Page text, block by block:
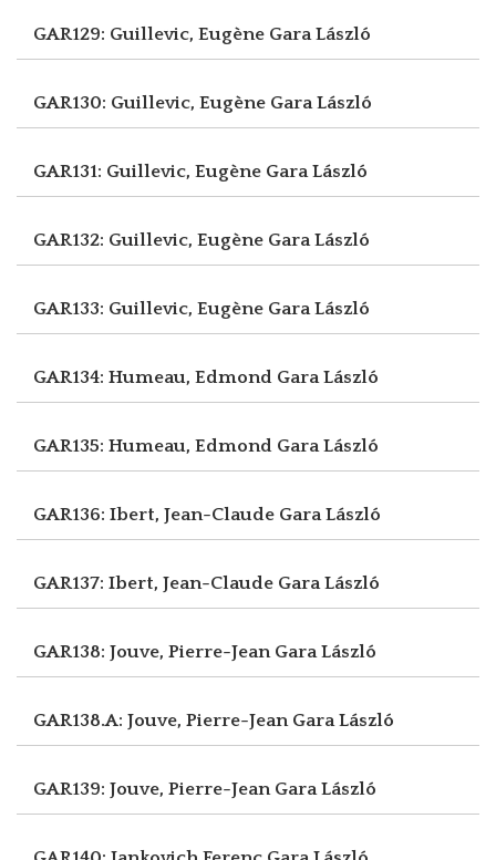
GAR129: Guillevic, Eugène Gara László
GAR130: Guillevic, Eugène Gara László
GAR131: Guillevic, Eugène Gara László
GAR132: Guillevic, Eugène Gara László
GAR133: Guillevic, Eugène Gara László
GAR134: Humeau, Edmond Gara László
GAR135: Humeau, Edmond Gara László
GAR136: Ibert, Jean-Claude Gara László
GAR137: Ibert, Jean-Claude Gara László
GAR138: Jouve, Pierre-Jean Gara László
GAR138.A: Jouve, Pierre-Jean Gara László
GAR139: Jouve, Pierre-Jean Gara László